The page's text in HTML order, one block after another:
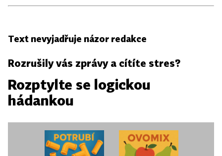
Text nevyjadřuje názor redakce
Rozrušily vás zprávy a cítíte stres?
Rozptylte se logickou
hádankou